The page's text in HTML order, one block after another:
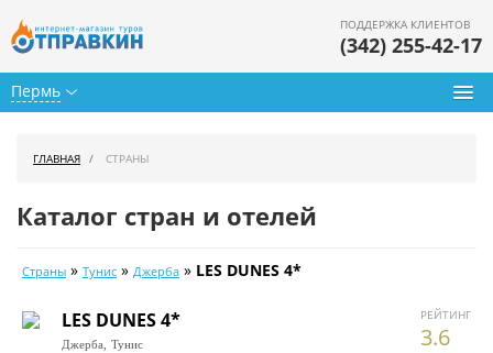
Пермь
ПОДДЕРЖКА КЛИЕНТОВ
(342) 255-42-17
Календарь туров
Цены дня
ГЛАВНАЯ СТРАНЫ
Каталог стран и отелей
Страны » Тунис » Джерба » LES DUNES 4*
РЕЙТИНГ
3.6
LES DUNES 4*
Джерба, Тунис